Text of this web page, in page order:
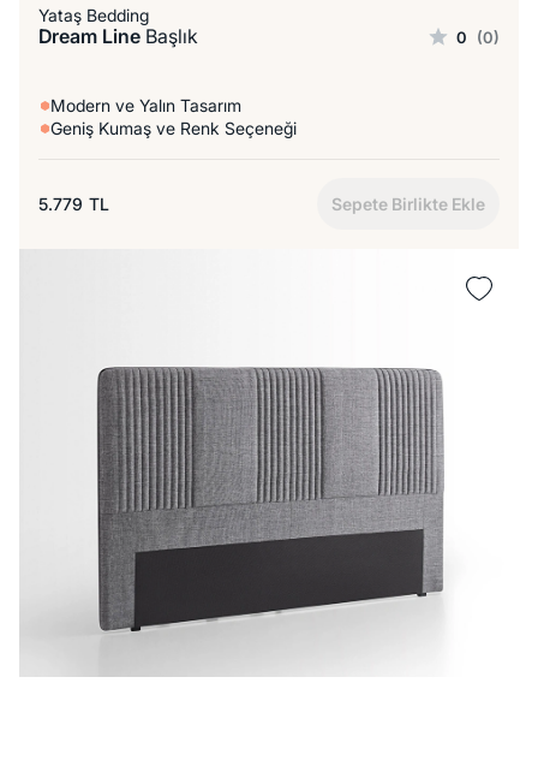
Yataş Bedding
Dream Line Başlık 0 (0)
Modern ve Yalın Tasarım
Geniş Kumaş ve Renk Seçeneği
5.779 TL Sepete Birlikte Ekle